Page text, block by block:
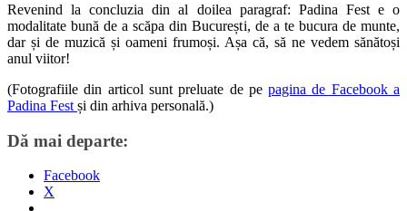
Revenind la concluzia din al doilea paragraf: Padina Fest e o
modalitate bună de a scăpa din București, de a te bucura de munte,
dar și de muzică și oameni frumoși. Așa că, să ne vedem sănătoși
anul viitor!
(Fotografiile din articol sunt preluate de pepagina de Facebook a
Padina Fest și din arhiva personală.)
Dă mai departe:
Facebook
X